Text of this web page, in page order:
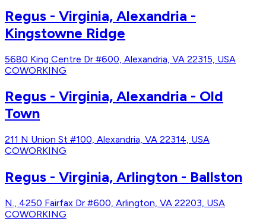
Regus - Virginia, Alexandria -
Kingstowne Ridge
5680 King Centre Dr #600, Alexandria, VA 22315, USA
COWORKING
Regus - Virginia, Alexandria - Old
Town
211 N Union St #100, Alexandria, VA 22314, USA
COWORKING
Regus - Virginia, Arlington - Ballston
N., 4250 Fairfax Dr #600, Arlington, VA 22203, USA
COWORKING